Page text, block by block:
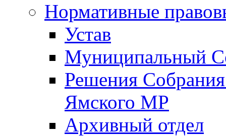
Нормативные
Устав
Муниципальный
Решения
Ямского МР
Архивный отдел